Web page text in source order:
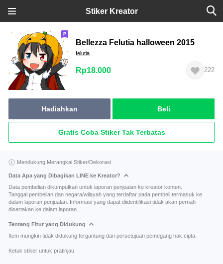
Stiker Kreator
Bellezza Felutia halloween 2015
felutia
Rp18.000 222
Hadiahkan Beli
Gratis Coba Stiker Tak Terbatas
Mendukung Merangkai Stiker/Dekorasi
Data Apa yang Dibagikan LINE ke Kreator?
Data pembelian dikumpulkan untuk laporan penjualan ke kreator konten.
Tanggal pembelian dan negara/wilayah yang terdaftar pada pembeli termasuk ke
dalam laporan penjualan. Informasi yang dapat diidentifikasi tidak akan pernah
disertakan ke dalam laporan.
Tentang Fitur yang Didukung
Item mungkin tidak didukung tergantung dari persetujuan pemegang hak cipta.
Ketuk stiker untuk pratinjau.